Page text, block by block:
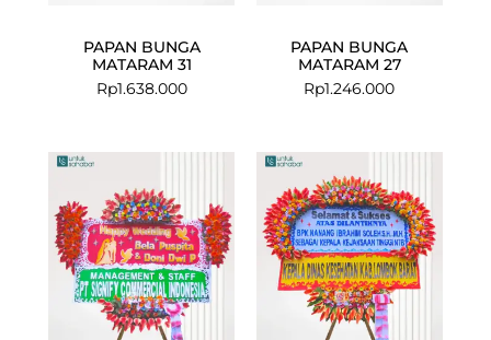
PAPAN BUNGA
MATARAM 31
Rp1.638.000
PAPAN BUNGA
MATARAM 27
Rp1.246.000